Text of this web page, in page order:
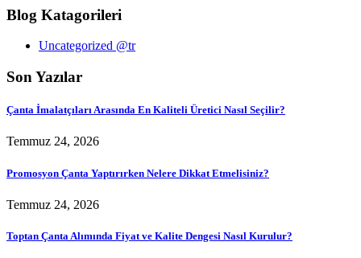
Blog Katagorileri
Uncategorized @tr
Son Yazılar
Çanta İmalatçıları Arasında En Kaliteli Üretici Nasıl Seçilir?
Temmuz 24, 2026
Promosyon Çanta Yaptırırken Nelere Dikkat Etmelisiniz?
Temmuz 24, 2026
Toptan Çanta Alımında Fiyat ve Kalite Dengesi Nasıl Kurulur?